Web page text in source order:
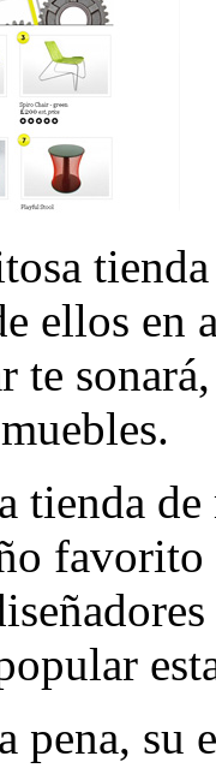
ellos en
te
tienda
favorito
pena,